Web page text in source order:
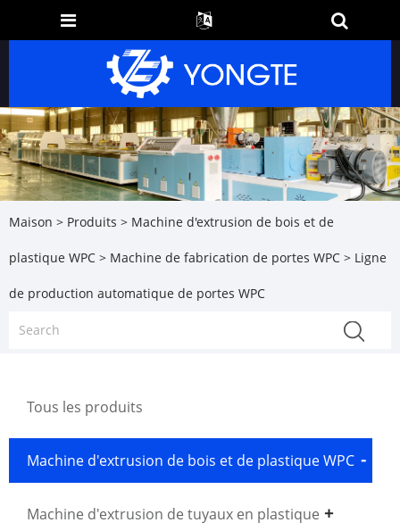
Maison > Produits > Machine d'extrusion de bois et de
plastique WPC > Machine de fabrication de portes WPC > Ligne
de production automatique de portes WPC
Tous les produits
Machine d'extrusion de bois et de plastique WPC
Machine d'extrusion de tuyaux en plastique